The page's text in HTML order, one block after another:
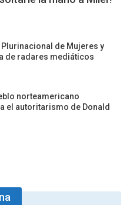
Plurinacional de Mujeres y
de radares mediáticos
norteamericano
el autoritarismo de Donald